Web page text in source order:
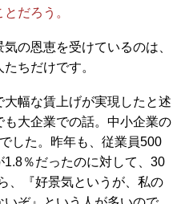
だろう。
の恩恵を受けているのは、
ちだけです。
幅な賃上げが実現したと述
大企業での話。中小企業の
した。昨年も、従業員500
1.8％だったのに対して、30
、『好景気というが、私の